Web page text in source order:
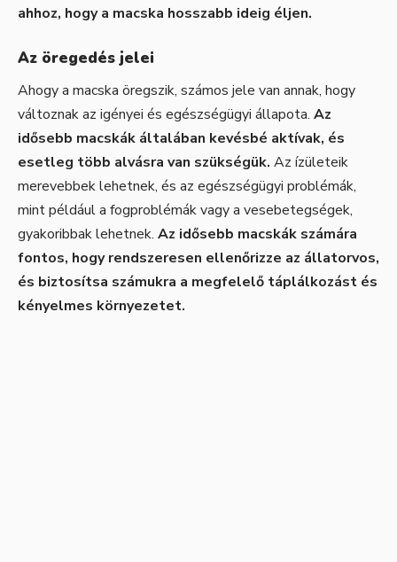
ahhoz, hogy a macska hosszabb ideig éljen.
Az öregedés jelei
Ahogy a macska öregszik, számos jele van annak, hogy
változnak az igényei és egészségügyi állapota. Az
idősebb macskák általában kevésbé aktívak, és
esetleg több alvásra van szükségük. Az ízületeik
merevebbek lehetnek, és az egészségügyi problémák,
mint például a fogproblémák vagy a vesebetegségek,
gyakoribbak lehetnek. Az idősebb macskák számára
fontos, hogy rendszeresen ellenőrizze az állatorvos,
és biztosítsa számukra a megfelelő táplálkozást és
kényelmes környezetet.